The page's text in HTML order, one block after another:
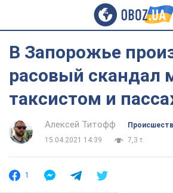
В Запорожье
расовый скандал
таксистом и
Алексей Титофф
15.04.2021 14:39
7,3 т.
1